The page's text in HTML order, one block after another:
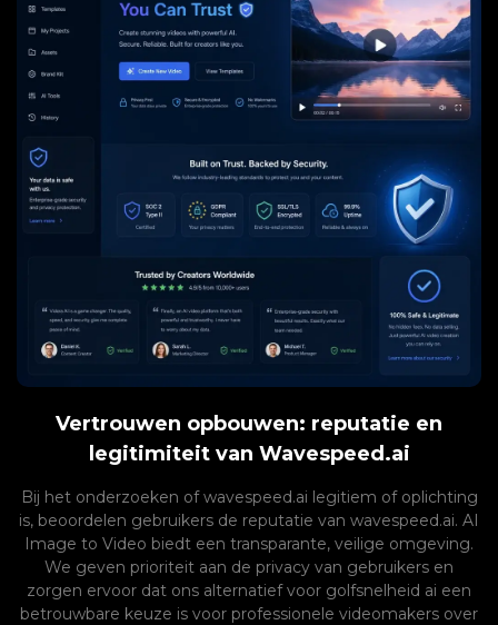
Vertrouwen opbouwen: reputatie en
legitimiteit van Wavespeed.ai
Bij het onderzoeken of wavespeed.ai legitiem of oplichting
is, beoordelen gebruikers de reputatie van wavespeed.ai. AI
Image to Video biedt een transparante, veilige omgeving.
We geven prioriteit aan de privacy van gebruikers en
zorgen ervoor dat ons alternatief voor golfsnelheid ai een
betrouwbare keuze is voor professionele videomakers over